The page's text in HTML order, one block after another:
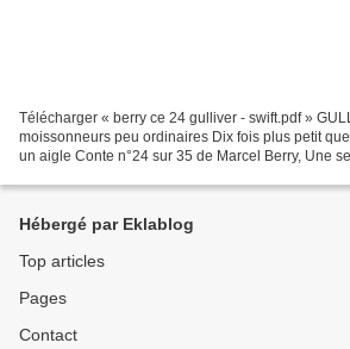
Télécharger « berry ce 24 gulliver - swift.pdf »
moissonneurs peu ordinaires Dix fois plus petit
un aigle Conte n°24 sur 35 de Marcel Berry, Une
Hébergé par Eklablog
Top articles
Pages
Contact